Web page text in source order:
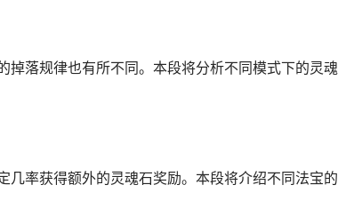
落规律也有所不同。本段将分析不同模式下的灵
几率获得额外的灵魂石奖励。本段将介绍不同法宝